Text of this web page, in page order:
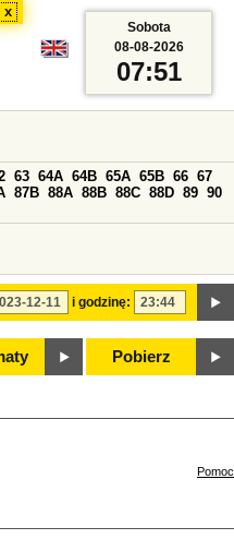
x
i godzinę:
63 64A 64B 65A 65B 66 67
87B 88A 88B 88C 88D 89 90
Pobierz
Sobota
08-08-2026
07:51
Pomoc